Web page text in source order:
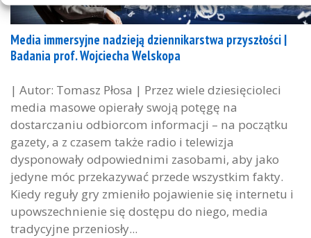
Media immersyjne nadzieją dziennikarstwa przyszłości |
Badania prof. Wojciecha Welskopa
| Autor: Tomasz Płosa | Przez wiele dziesięcioleci
media masowe opierały swoją potęgę na
dostarczaniu odbiorcom informacji – na początku
gazety, a z czasem także radio i telewizja
dysponowały odpowiednimi zasobami, aby jako
jedyne móc przekazywać przede wszystkim fakty.
Kiedy reguły gry zmieniło pojawienie się internetu i
upowszechnienie się dostępu do niego, media
tradycyjne przeniosły...